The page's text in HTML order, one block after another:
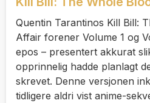
Quentin Tarantinos Kill Bill:
Affair forener Volume 1 og
epos – presentert akkurat
opprinnelig hadde planlagt
skrevet. Denne versjonen
tidligere aldri vist anime-